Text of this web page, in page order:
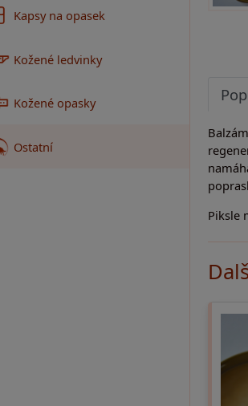
Kapsy na opasek
Kožené ledvinky
Kožené opasky
Ostatní
Piksle